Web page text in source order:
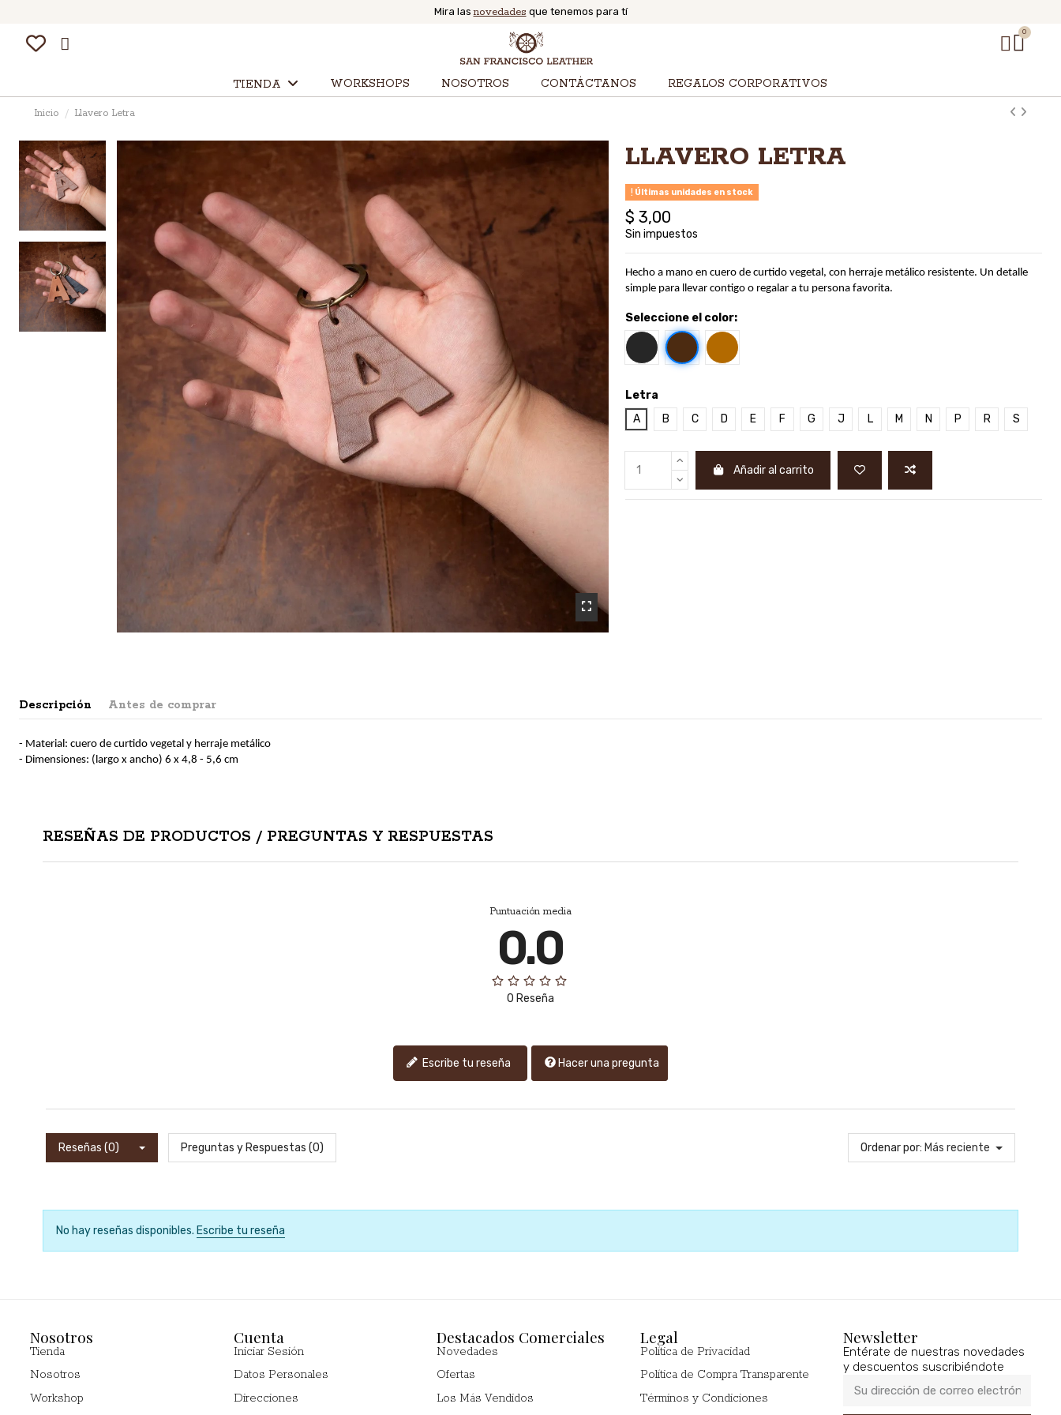
Mira lasnovedades que tenemos para tí
TIENDA WORKSHOPS NOSOTROS CONTÁCTANOS REGALOS CORPORATIVOS
Inicio Llavero Letra
LLAVERO LETRA
Últimas unidades en stock
$ 3,00
Sin impuestos
Hecho a mano en cuero de curtido vegetal, con herraje metálico resistente. Un detalle
simple para llevar contigo o regalar a tu persona favorita.
Seleccione el color:
Negro
Café Miel
Letra
A
B C D E F G J L M N P R S
Añadir al carrito
Descripción Antes de comprar
- Material: cuero de curtido vegetal y herraje metálico
- Dimensiones: (largo x ancho) 6 x 4,8 - 5,6 cm
RESEÑAS DE PRODUCTOS / PREGUNTAS Y RESPUESTAS
Puntuación media
0.0
0 Reseña
Escribe tu reseña Hacer una pregunta
Reseñas (0) Preguntas y Respuestas (0) Ordenar por: Más reciente
No hay reseñas disponibles. Escribe tu reseña
Nosotros
Tienda
Nosotros
Workshop
Cuenta
Iniciar Sesión
Datos Personales
Direcciones
Destacados Comerciales
Novedades
Ofertas
Los Más Vendidos
Legal
Política de Privacidad
Política de Compra Transparente
Términos y Condiciones
Newsletter
Entérate de nuestras novedades
y descuentos suscribiéndote